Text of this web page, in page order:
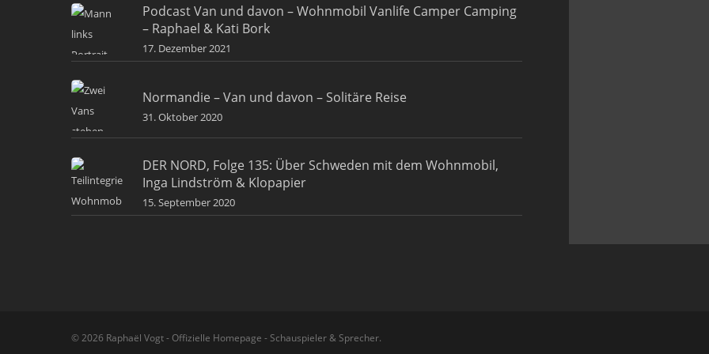
Podcast Van und davon – Wohnmobil Vanlife Camper Camping
– Raphael & Kati Bork
17. Dezember 2021
Normandie – Van und davon – Solitäre Reise
31. Oktober 2020
DER NORD, Folge 135: Über Schweden mit dem Wohnmobil,
Inga Lindström & Klopapier
15. September 2020
© 2026 Raphaël Vogt - Offizielle Homepage - Schauspieler & Sprecher.